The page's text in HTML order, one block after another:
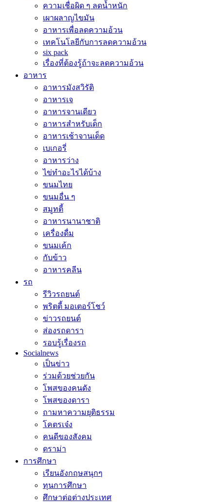
ความเชื่อผิด ๆ ลดน้ำหนัก
เผาผลาญไขมัน
อาหารเพื่อลดความอ้วน
เทคโนโลยีกับการลดความอ้วน
six pack
เรื่องที่ต้องรู้ถ้าจะลดความอ้วน
อาหาร
อาหารมังสวิรัติ
อาหารเจ
อาหารจานเดียว
อาหารสำหรับเด็ก
อาหารเช้าจานเด็ด
เบเกอรี่
อาหารว่าง
ไข่ทำอะไรได้บ้าง
ขนมไทย
ขนมอื่น ๆ
สมูทตี้
อาหารนานาชาติ
เครื่องดื่ม
ขนมเค้ก
กับข้าว
อาหารคลีน
รถ
รีวิวรถยนต์
พริตตี้ มอเตอร์โชว์
ข่าวรถยนต์
ส่องรถดารา
รอบรู้เรื่องรถ
Socialnews
เป็นข่าว
ร่วมด้วยช่วยกัน
โพสของคนดัง
โพสของดารา
ถามหาความยุติธรรม
โคตรเจ๋ง
คนดีของสังคม
ดราม่า
การศึกษา
เรียนอังกฤษสนุกๆ
ทุนการศึกษา
ศึกษาต่อต่างประเทศ